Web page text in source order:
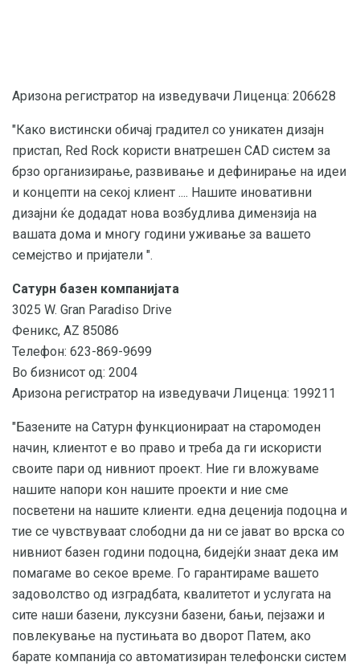
Аризона регистратор на изведувачи Лиценца: 206628
"Како вистински обичај градител со уникатен дизајн
пристап, Red Rock користи внатрешен CAD систем за
брзо организирање, развивање и дефинирање на идеи
и концепти на секој клиент .... Нашите иновативни
дизајни ќе додадат нова возбудлива димензија на
вашата дома и многу години уживање за вашето
семејство и пријатели ".
Сатурн базен компанијата
3025 W. Gran Paradiso Drive
Феникс, AZ 85086
Телефон: 623-869-9699
Во бизнисот од: 2004
Аризона регистратор на изведувачи Лиценца: 199211
"Базените на Сатурн функционираат на старомоден
начин, клиентот е во право и треба да ги искористи
своите пари од нивниот проект. Ние ги вложуваме
нашите напори кон нашите проекти и ние сме
посветени на нашите клиенти. една деценија подоцна и
тие се чувствуваат слободни да ни се јават во врска со
нивниот базен години подоцна, бидејќи знаат дека им
помагаме во секое време. Го гарантираме вашето
задоволство од изградбата, квалитетот и услугата на
сите наши базени, луксузни базени, бањи, пејзажи и
повлекување на пустињата во дворот Патем, ако
барате компанија со автоматизиран телефонски систем